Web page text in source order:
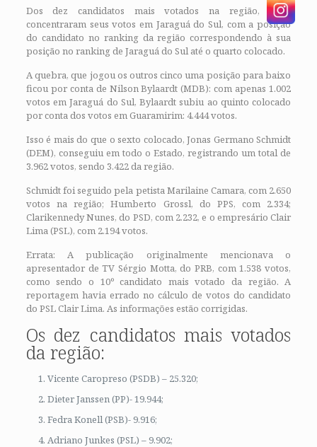
Dos dez candidatos mais votados na região, nove
concentraram seus votos em Jaraguá do Sul, com a posição
do candidato no ranking da região correspondendo à sua
posição no ranking de Jaraguá do Sul até o quarto colocado.
A quebra, que jogou os outros cinco uma posição para baixo
ficou por conta de Nilson Bylaardt (MDB): com apenas 1.002
votos em Jaraguá do Sul, Bylaardt subiu ao quinto colocado
por conta dos votos em Guaramirim: 4.444 votos.
Isso é mais do que o sexto colocado, Jonas Germano Schmidt
(DEM), conseguiu em todo o Estado, registrando um total de
3.962 votos, sendo 3.422 da região.
Schmidt foi seguido pela petista Marilaine Camara, com 2.650
votos na região; Humberto Grossl, do PPS, com 2.334;
Clarikennedy Nunes, do PSD, com 2.232, e o empresário Clair
Lima (PSL), com 2.194 votos.
Errata: A publicação originalmente mencionava o
apresentador de TV Sérgio Motta, do PRB, com 1.538 votos,
como sendo o 10º candidato mais votado da região. A
reportagem havia errado no cálculo de votos do candidato
do PSL Clair Lima. As informações estão corrigidas.
Os dez candidatos mais votados
da região:
Vicente Caropreso (PSDB) – 25.320;
Dieter Janssen (PP)- 19.944;
Fedra Konell (PSB)- 9.916;
Adriano Junkes (PSL) – 9.902;